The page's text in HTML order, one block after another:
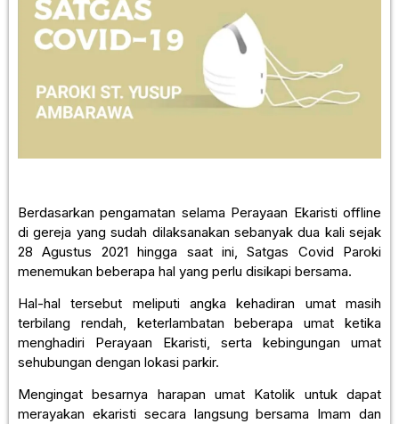
Berdasarkan pengamatan selama Perayaan Ekaristi offline
di gereja yang sudah dilaksanakan sebanyak dua kali sejak
28 Agustus 2021 hingga saat ini, Satgas Covid Paroki
menemukan beberapa hal yang perlu disikapi bersama.
Hal-hal tersebut meliputi angka kehadiran umat masih
terbilang rendah, keterlambatan beberapa umat ketika
menghadiri Perayaan Ekaristi, serta kebingungan umat
sehubungan dengan lokasi parkir.
Mengingat besarnya harapan umat Katolik untuk dapat
merayakan ekaristi secara langsung bersama Imam dan